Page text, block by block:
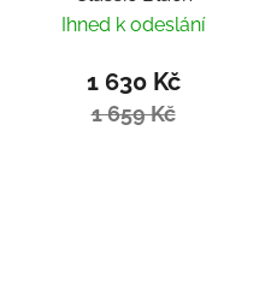
Ihned k odeslání
1 630 Kč
1 659 Kč